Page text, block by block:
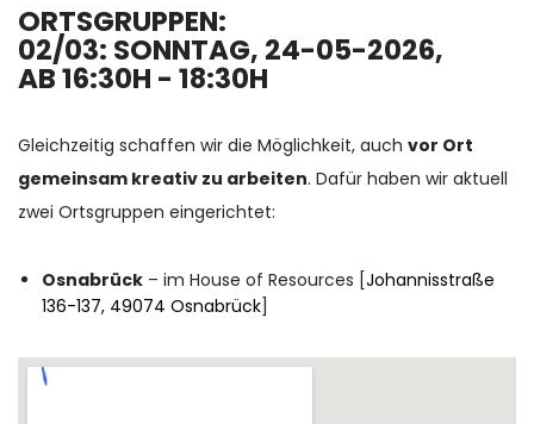
ORTSGRUPPEN:
02/03: SONNTAG, 24-05-2026,
AB 16:30H - 18:30H
Gleichzeitig schaffen wir die Möglichkeit, auch vor Ort
gemeinsam kreativ zu arbeiten. Dafür haben wir aktuell
zwei Ortsgruppen eingerichtet:
Osnabrück – im House of Resources [Johannisstraße
136-137, 49074 Osnabrück]